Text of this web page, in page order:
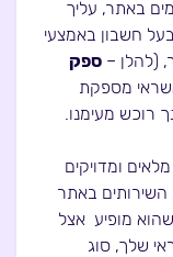
באתר, עליך
חשבון באמצעי
(להלן – ספק
מספקת
רוכש מעימנו.
ומדויקים
באתר
מופיע אצל
שלך, סוג